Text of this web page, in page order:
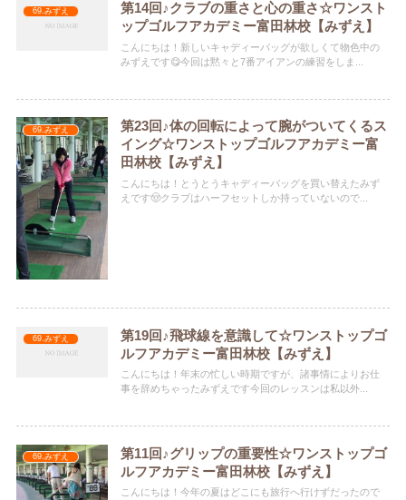
69.みずえ
第14回♪クラブの重さと心の重さ☆ワンスト
ップゴルフアカデミー富田林校【みずえ】
こんにちは！新しいキャディーバッグが欲しくて物色中の
みずえです😋今回は黙々と7番アイアンの練習をしま...
69.みずえ
第23回♪体の回転によって腕がついてくるス
イング☆ワンストップゴルフアカデミー富
田林校【みずえ】
こんにちは！とうとうキャディーバッグを買い替えたみず
えです🤠クラブはハーフセットしか持っていないので...
69.みずえ
第19回♪飛球線を意識して☆ワンストップゴ
ルフアカデミー富田林校【みずえ】
こんにちは！年末の忙しい時期ですが、諸事情によりお仕
事を辞めちゃったみずえです今回のレッスンは私以外...
69.みずえ
第11回♪グリップの重要性☆ワンストップゴ
ルフアカデミー富田林校【みずえ】
こんにちは！今年の夏はどこにも旅行へ行けずだったので